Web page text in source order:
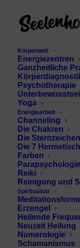
Körperwelt
Energiezentren
Ganzheitliche
Psychotherapie
Yoga
Energiearbeit
Channeling
Die Chakren
Die Sternzeichen
Die 7
Farben
Parapsychologie
Reiki
Reinigung und
Spiritualität
Erzengel
Heilende
Neuzeit Heilung
Numerologie
Schamanismus